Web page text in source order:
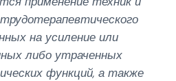
на усиление или
либо утраченных
функций, а также